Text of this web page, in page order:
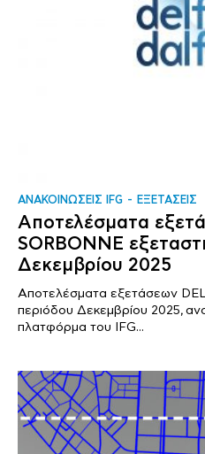
ΑΝΑΚΟΙΝΩΣΕΙΣ IFG ΕΞΕΤΑΣΕΙΣ
Αποτελέσματα
SORBONNE
Δεκεμβρίου 2025
Αποτελέσματα εξετάσεων
περιόδου Δεκεμβρίου 2025,
πλατφόρμα του IFG...